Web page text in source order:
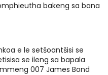
bakeng sa bana
e le setšoantšisi se
se ileng sa bapala
007 James Bond